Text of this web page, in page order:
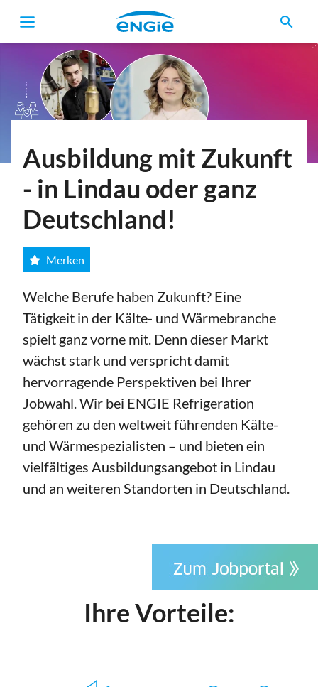
search
Ausbildung mit Zukunft
- in Lindau oder ganz
Deutschland!
Merken
Welche Berufe haben Zukunft? Eine
Tätigkeit in der Kälte- und Wärmebranche
spielt ganz vorne mit. Denn dieser Markt
wächst stark und verspricht damit
hervorragende Perspektiven bei Ihrer
Jobwahl. Wir bei ENGIE Refrigeration
gehören zu den weltweit führenden Kälte-
und Wärmespezialisten – und bieten ein
vielfältiges Ausbildungsangebot in Lindau
und an weiteren Standorten in Deutschland.
Ihre Vorteile: